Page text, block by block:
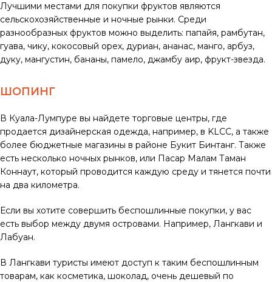
Лучшими местами для покупки фруктов являются
сельскохозяйственные и ночные рынки. Среди
разнообразных фруктов можно выделить: папайя, рамбутан,
гуава, чику, кокосовый орех, дуриан, ананас, манго, арбуз,
дуку, мангустин, бананы, памело, джамбу аир, фрукт-звезда.
ШОПИНГ
В Куала-Лумпуре вы найдете торговые центры, где
продается дизайнерская одежда, например, в KLCC, а также
более бюджетные магазины в районе Букит Бинтанг. Также
есть несколько ночных рынков, или Пасар Малам Таман
Коннаут, который проводится каждую среду и тянется почти
на два километра.
Если вы хотите совершить беспошлинные покупки, у вас
есть выбор между двумя островами. Например, Лангкави и
Лабуан.
В Лангкави туристы имеют доступ к таким беспошлинным
товарам, как косметика, шоколад, очень дешевый по